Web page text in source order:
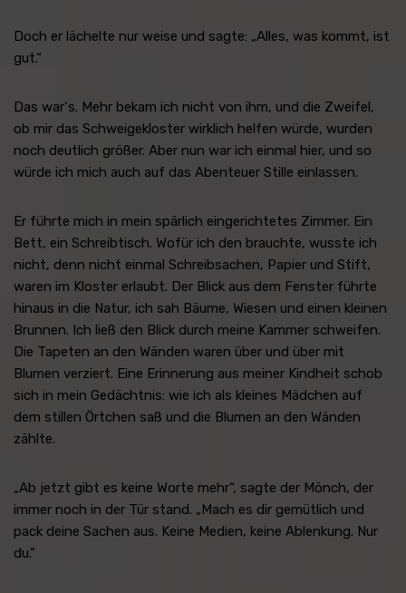
Doch er lächelte nur weise und sagte: „Alles, was kommt, ist
gut.“
Das war‘s. Mehr bekam ich nicht von ihm, und die Zweifel,
ob mir das Schweigekloster wirklich helfen würde, wurden
noch deutlich größer. Aber nun war ich einmal hier, und so
würde ich mich auch auf das Abenteuer Stille einlassen.
Er führte mich in mein spärlich eingerichtetes Zimmer. Ein
Bett, ein Schreibtisch. Wofür ich den brauchte, wusste ich
nicht, denn nicht einmal Schreibsachen, Papier und Stift,
waren im Kloster erlaubt. Der Blick aus dem Fenster führte
hinaus in die Natur, ich sah Bäume, Wiesen und einen kleinen
Brunnen. Ich ließ den Blick durch meine Kammer schweifen.
Die Tapeten an den Wänden waren über und über mit
Blumen verziert. Eine Erinnerung aus meiner Kindheit schob
sich in mein Gedächtnis: wie ich als kleines Mädchen auf
dem stillen Örtchen saß und die Blumen an den Wänden
zählte.
„Ab jetzt gibt es keine Worte mehr“, sagte der Mönch, der
immer noch in der Tür stand. „Mach es dir gemütlich und
pack deine Sachen aus. Keine Medien, keine Ablenkung. Nur
du.“